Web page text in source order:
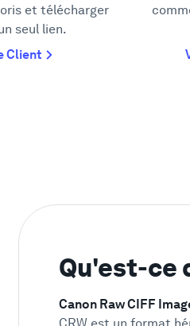
et télécharger
seul lien.
Client
Qu'est-ce
Canon Raw CIFF